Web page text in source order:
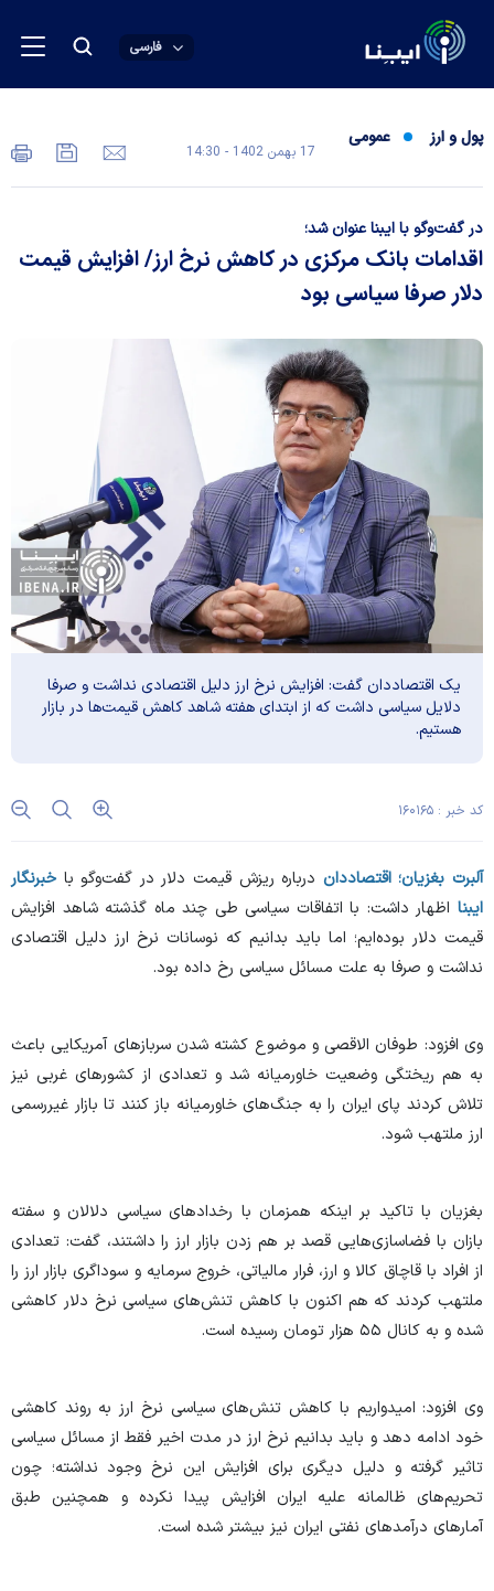
فارسی
پول و ارز عمومی
17 بهمن 1402 - 14:30
در گفت‌وگو با ایبنا عنوان شد؛
اقدامات بانک مرکزی در کاهش نرخ ارز/ افزایش قیمت
دلار صرفا سیاسی بود
یک اقتصاددان گفت: افزایش نرخ ارز دلیل اقتصادی نداشت و صرفا
دلایل سیاسی داشت که از ابتدای هفته شاهد کاهش قیمت‌ها در بازار
هستیم.
کد خبر : ۱۶۰۱۶۵
آلبرت بغزیان؛ اقتصاددان درباره ریزش قیمت دلار در گفت‌وگو با خبرنگار
ایبنا اظهار داشت: با اتفاقات سیاسی طی چند ماه گذشته شاهد افزایش
قیمت دلار بوده‌ایم؛ اما باید بدانیم که نوسانات نرخ ارز دلیل اقتصادی
نداشت و صرفا به علت مسائل سیاسی رخ داده بود.
وی افزود: طوفان الاقصی و موضوع کشته شدن سرباز‌های آمریکایی باعث
به هم ریختگی وضعیت خاورمیانه شد و تعدادی از کشور‌های غربی نیز
تلاش کردند پای ایران را به جنگ‌های خاورمیانه باز کنند تا بازار غیررسمی
ارز ملتهب شود.
بغزیان با تاکید بر اینکه همزمان با رخداد‌های سیاسی دلالان و سفته
بازان با فضاسازی‌هایی قصد بر هم زدن بازار ارز را داشتند، گفت: تعدادی
از افراد با قاچاق کالا و ارز، فرار مالیاتی، خروج سرمایه و سوداگری بازار ارز را
ملتهب کردند که هم اکنون با کاهش تنش‌های سیاسی نرخ دلار کاهشی
شده و به کانال ۵۵ هزار تومان رسیده است.
وی افزود: امیدواریم با کاهش تنش‌های سیاسی نرخ ارز به روند کاهشی
خود ادامه دهد و باید بدانیم نرخ ارز در مدت اخیر فقط از مسائل سیاسی
تاثیر گرفته و دلیل دیگری برای افزایش این نرخ وجود نداشته؛ چون
تحریم‌های ظالمانه علیه ایران افزایش پیدا نکرده و همچنین طبق
آمار‌های درآمد‌های نفتی ایران نیز بیشتر شده است.